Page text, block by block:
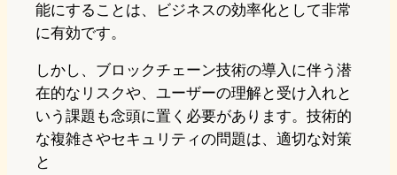
能にすることは、ビジネスの効率化として非常
に有効です。
しかし、ブロックチェーン技術の導入に伴う潜
在的なリスクや、ユーザーの理解と受け入れと
いう課題も念頭に置く必要があります。技術的
な複雑さやセキュリティの問題は、適切な対策
と